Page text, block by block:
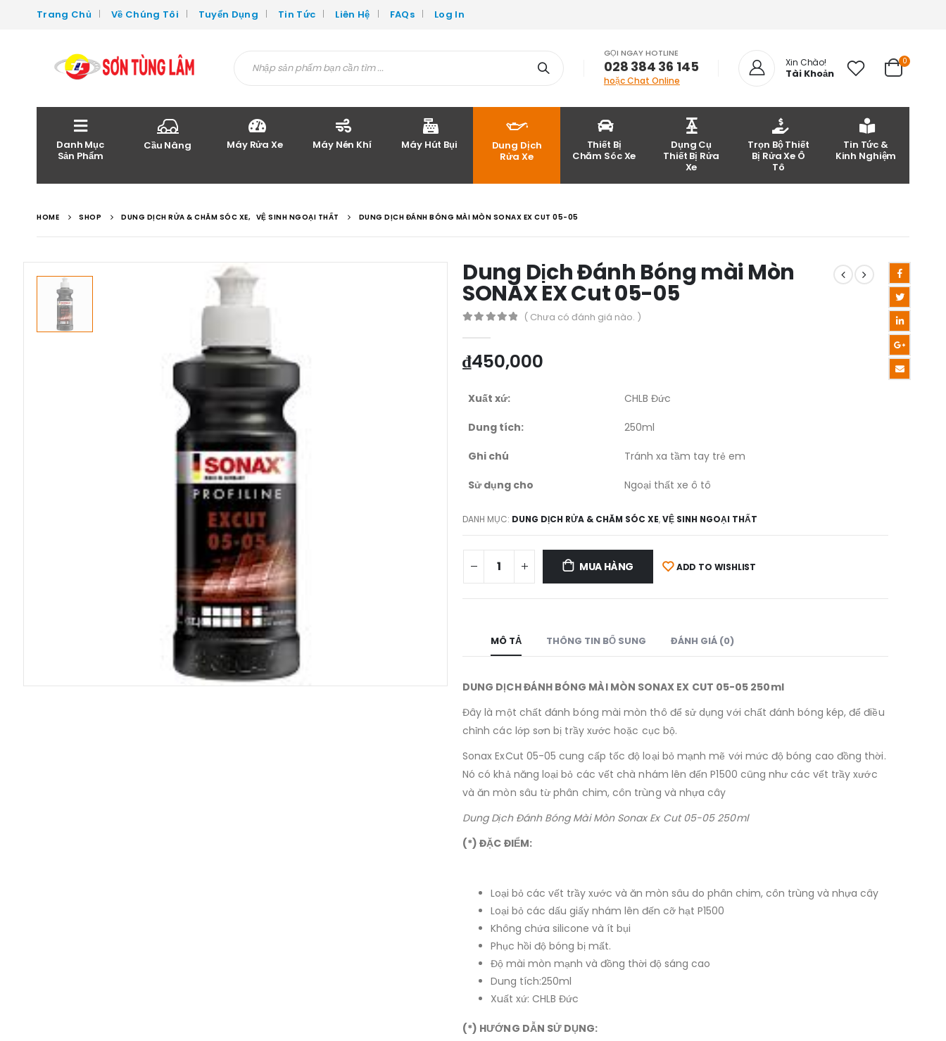
Trang Chủ Về Chúng Tôi Tuyển Dụng Tin Tức Liên Hệ FAQs Log In
GỌI NGAY HOTLINE
028 384 36 145
hoặc Chat Online
Xin Chào!
Tài Khoản
0
Danh Mục
Sản Phẩm
Cầu Nâng Máy Rửa Xe Máy Nén Khí Máy Hút Bụi
Dung Dịch
Rửa Xe
Thiết Bị
Chăm Sóc Xe
Dụng Cụ
Thiết Bị Rửa
Xe
Trọn Bộ Thiết
Bị Rửa Xe Ô
Tô
Tin Tức &
Kinh Nghiệm
HOME SHOP DUNG DỊCH RỬA & CHĂM SÓC XE, VỆ SINH NGOẠI THẤT DUNG DỊCH ĐÁNH BÓNG MÀI MÒN SONAX EX CUT 05-05
Dung Dịch Đánh Bóng mài Mòn
SONAX EX Cut 05-05
( Chưa có đánh giá nào. )
₫450,000
Xuất xứ: CHLB Đức
Dung tích: 250ml
Ghi chú Tránh xa tầm tay trẻ em
Sử dụng cho Ngoại thất xe ô tô
DANH MỤC: DUNG DỊCH RỬA & CHĂM SÓC XE,VỆ SINH NGOẠI THẤT
MUA HÀNG ADD TO WISHLIST
MÔ TẢ THÔNG TIN BỔ SUNG ĐÁNH GIÁ (0)
DUNG DỊCH ĐÁNH BÓNG MÀI MÒN SONAX EX CUT 05-05 250ml
Đây là một chất đánh bóng mài mòn thô để sử dụng với chất đánh bóng kép, để điều
chỉnh các lớp sơn bị trầy xước hoặc cục bộ.
Sonax ExCut 05-05 cung cấp tốc độ loại bỏ mạnh mẽ với mức độ bóng cao đồng thời.
Nó có khả năng loại bỏ các vết chà nhám lên đến P1500 cũng như các vết trầy xước
và ăn mòn sâu từ phân chim, côn trùng và nhựa cây
Dung Dịch Đánh Bóng Mài Mòn Sonax Ex Cut 05-05 250ml
(*) ĐẶC ĐIỂM:
Loại bỏ các vết trầy xước và ăn mòn sâu do phân chim, côn trùng và nhựa cây
Loại bỏ các dấu giấy nhám lên đến cỡ hạt P1500
Không chứa silicone và ít bụi
Phục hồi độ bóng bị mất.
Độ mài mòn mạnh và đồng thời độ sáng cao
Dung tích:250ml
Xuất xứ: CHLB Đức
(*) HƯỚNG DẪN SỬ DỤNG: